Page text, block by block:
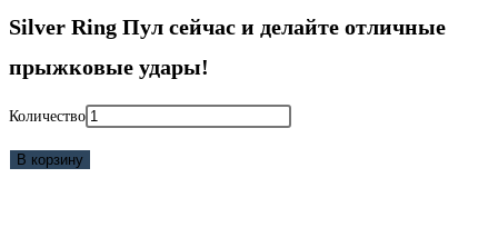
Silver Ring Пул сейчас и делайте отличные
прыжковые удары!
Количество
В корзину